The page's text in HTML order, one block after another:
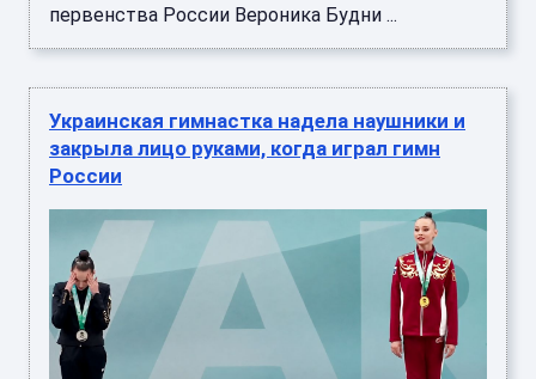
первенства России Вероника Будни ...
Украинская гимнастка надела наушники и
закрыла лицо руками, когда играл гимн
России